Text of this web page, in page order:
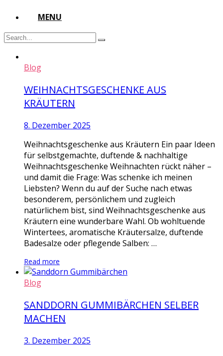
MENU
Blog
WEIHNACHTSGESCHENKE AUS
KRÄUTERN
8. Dezember 2025
Weihnachtsgeschenke aus Kräutern Ein paar Ideen
für selbstgemachte, duftende & nachhaltige
Weihnachtsgeschenke Weihnachten rückt näher –
und damit die Frage: Was schenke ich meinen
Liebsten? Wenn du auf der Suche nach etwas
besonderem, persönlichem und zugleich
natürlichem bist, sind Weihnachtsgeschenke aus
Kräutern eine wunderbare Wahl. Ob wohltuende
Wintertees, aromatische Kräutersalze, duftende
Badesalze oder pflegende Salben: …
Read more
Blog
SANDDORN GUMMIBÄRCHEN SELBER
MACHEN
3. Dezember 2025